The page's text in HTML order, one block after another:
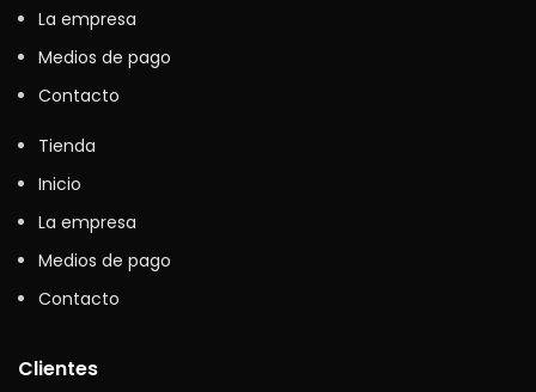
La empresa
Medios de pago
Contacto
Tienda
Inicio
La empresa
Medios de pago
Contacto
Clientes